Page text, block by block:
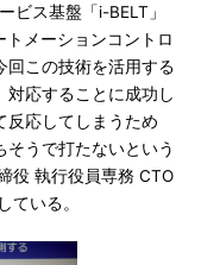
ビス基盤「i-BELT」
メーションコントロ
回この技術を活用する
対応することに成功し
反応してしまうため
そうで打たないという
役 執行役員専務 CTO
ている。